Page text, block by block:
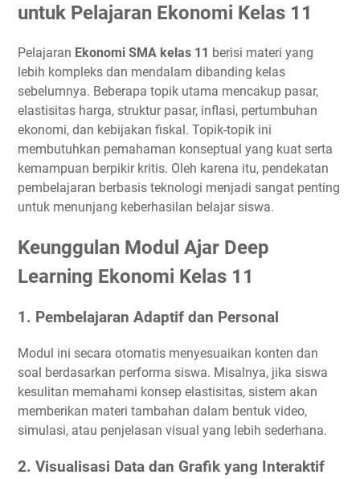
untuk Pelajaran Ekonomi Kelas 11
Pelajaran Ekonomi SMA kelas 11 berisi materi yang
lebih kompleks dan mendalam dibanding kelas
sebelumnya. Beberapa topik utama mencakup pasar,
elastisitas harga, struktur pasar, inflasi, pertumbuhan
ekonomi, dan kebijakan fiskal. Topik-topik ini
membutuhkan pemahaman konseptual yang kuat serta
kemampuan berpikir kritis. Oleh karena itu, pendekatan
pembelajaran berbasis teknologi menjadi sangat penting
untuk menunjang keberhasilan belajar siswa.
Keunggulan Modul Ajar Deep
Learning Ekonomi Kelas 11
1. Pembelajaran Adaptif dan Personal
Modul ini secara otomatis menyesuaikan konten dan
soal berdasarkan performa siswa. Misalnya, jika siswa
kesulitan memahami konsep elastisitas, sistem akan
memberikan materi tambahan dalam bentuk video,
simulasi, atau penjelasan visual yang lebih sederhana.
2. Visualisasi Data dan Grafik yang Interaktif